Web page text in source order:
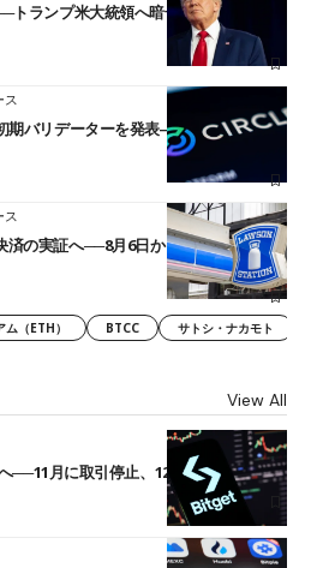
ランプ米大統領へ暗号資産事業の売却
ス
期バリデーターを発表――ブラックロッ
ス
の実証へ──8月6日からJPYCやUSDC対
ム（ETH） BTCC サトシ・ナカモト
View All
月に取引停止、12月末に強制決済